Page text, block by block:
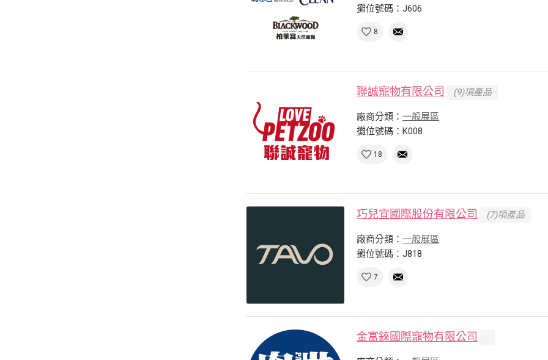
攤位號碼：J606
8
聯誠寵物有限公司 (9)項產品
廠商分類：一般展區
攤位號碼：K008
18
巧兒宜國際股份有限公司 (7)項產品
廠商分類：一般展區
攤位號碼：J818
7
金富錸國際寵物有限公司